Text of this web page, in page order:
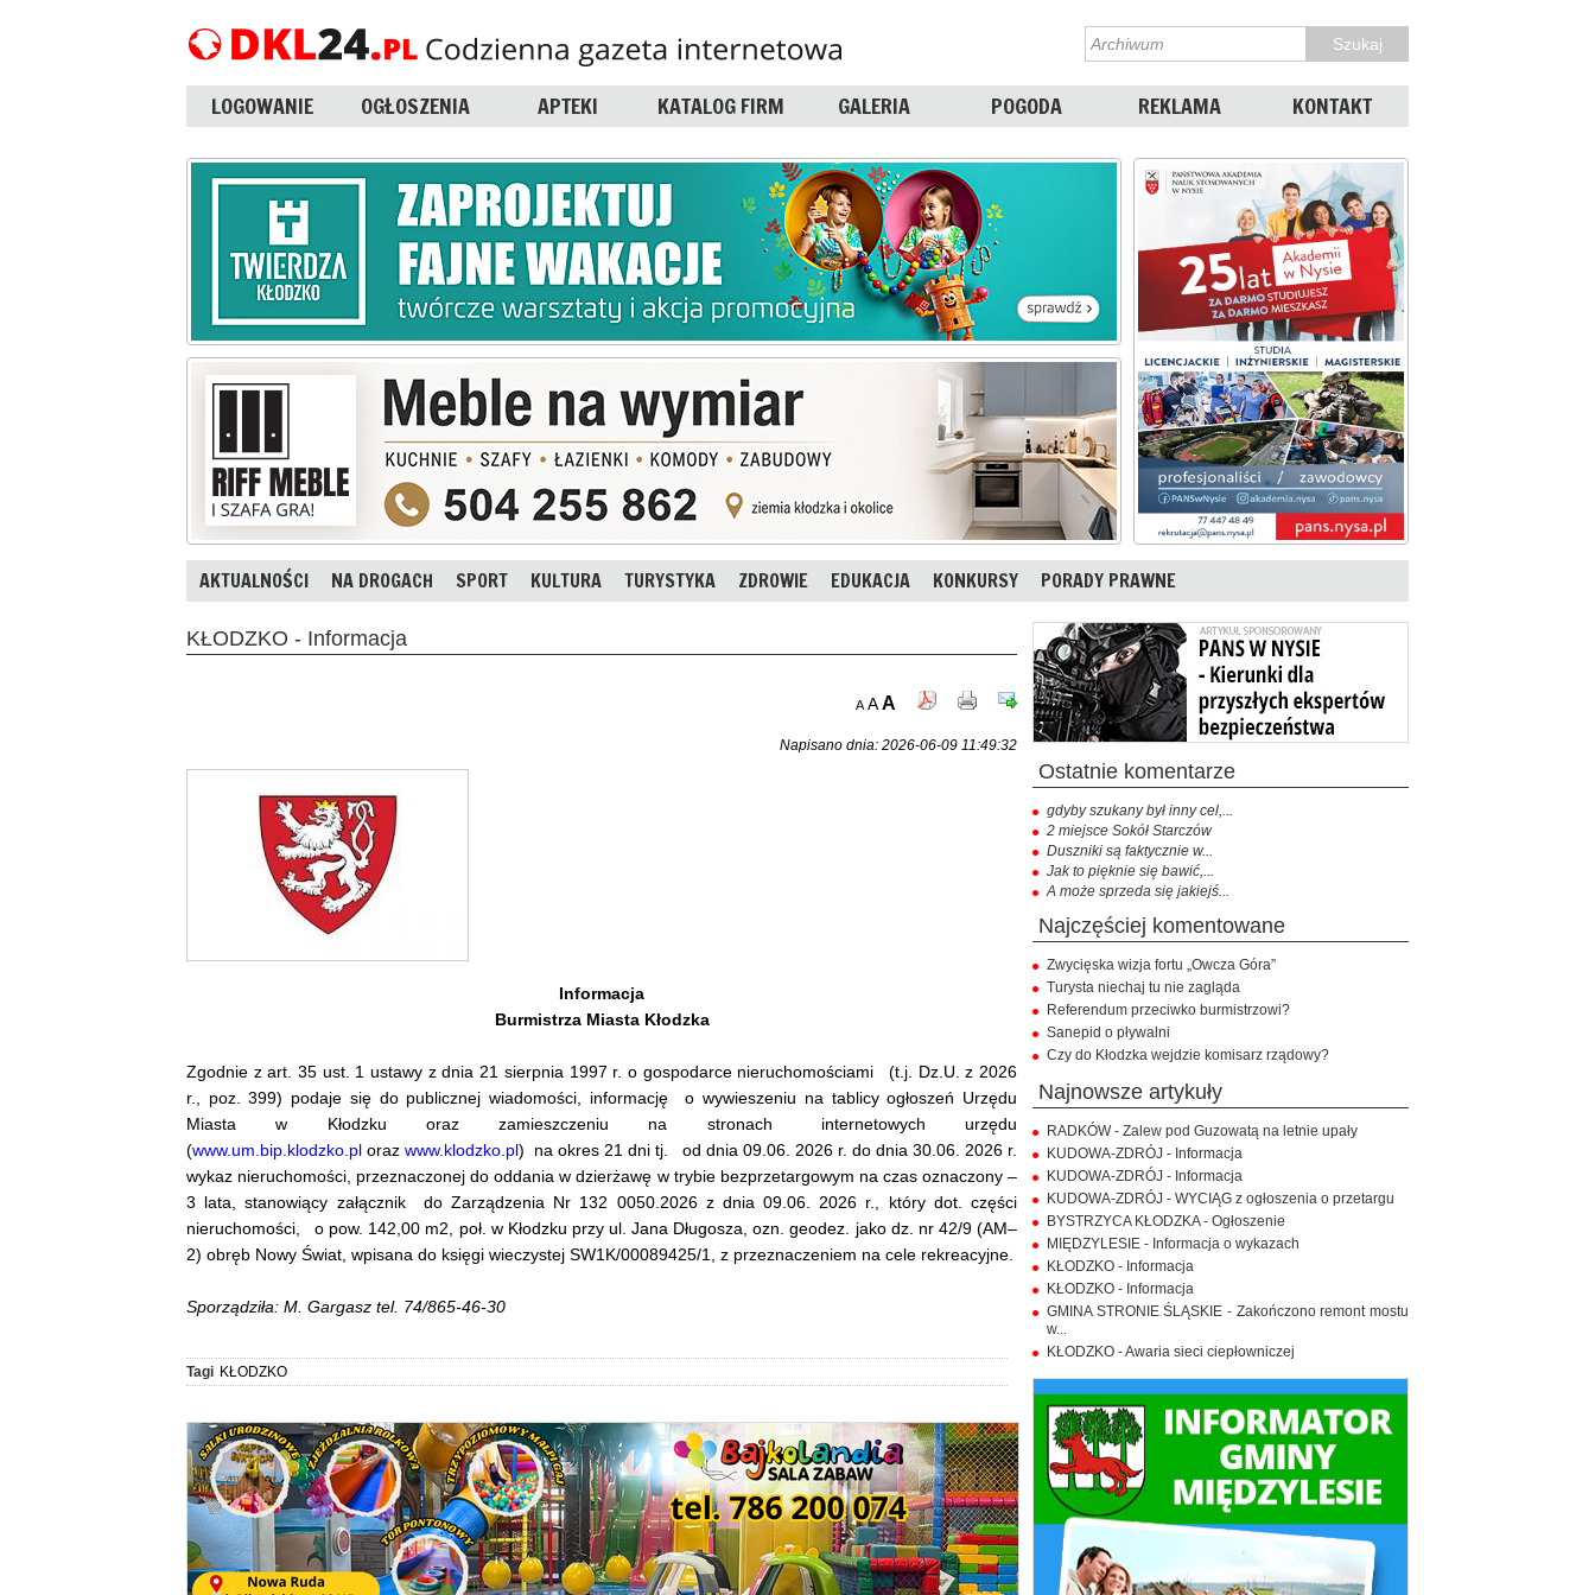
LOGOWANIE OGŁOSZENIA APTEKI KATALOG FIRM GALERIA POGODA REKLAMA KONTAKT
AKTUALNOŚCI NA DROGACH SPORT KULTURA TURYSTYKA ZDROWIE EDUKACJA KONKURSY PORADY PRAWNE
KŁODZKO - Informacja
A AA
Napisano dnia: 2026-06-09 11:49:32
Informacja
Burmistrza Miasta Kłodzka
Zgodnie z art. 35 ust. 1 ustawy z dnia 21 sierpnia 1997 r. o gospodarce nieruchomościami (t.j. Dz.U. z 2026
r., poz. 399) podaje się do publicznej wiadomości, informację o wywieszeniu na tablicy ogłoszeń Urzędu
Miasta w Kłodzku oraz zamieszczeniu na stronach internetowych urzędu
(www.um.bip.klodzko.pl oraz www.klodzko.pl) na okres 21 dni tj. od dnia 09.06. 2026 r. do dnia 30.06. 2026 r.
wykaz nieruchomości, przeznaczonej do oddania w dzierżawę w trybie bezprzetargowym na czas oznaczony –
3 lata, stanowiący załącznik do Zarządzenia Nr 132 0050.2026 z dnia 09.06. 2026 r., który dot. części
nieruchomości, o pow. 142,00 m2, poł. w Kłodzku przy ul. Jana Długosza, ozn. geodez. jako dz. nr 42/9 (AM–
2) obręb Nowy Świat, wpisana do księgi wieczystej SW1K/00089425/1, z przeznaczeniem na cele rekreacyjne.
Sporządziła: M. Gargasz tel. 74/865-46-30
Tagi KŁODZKO
ostatnie komentarze
gdyby szukany był inny cel,...
2 miejsce Sokół Starczów
Duszniki są faktycznie w...
Jak to pięknie się bawić,...
A może sprzeda się jakiejś...
najczęściej komentowane
Zwycięska wizja fortu „Owcza Góra”
Turysta niechaj tu nie zagląda
Referendum przeciwko burmistrzowi?
Sanepid o pływalni
Czy do Kłodzka wejdzie komisarz rządowy?
najnowsze artykuły
RADKÓW - Zalew pod Guzowatą na letnie upały
KUDOWA-ZDRÓJ - Informacja
KUDOWA-ZDRÓJ - Informacja
KUDOWA-ZDRÓJ - WYCIĄG z ogłoszenia o przetargu
BYSTRZYCA KŁODZKA - Ogłoszenie
MIĘDZYLESIE - Informacja o wykazach
KŁODZKO - Informacja
KŁODZKO - Informacja
GMINA STRONIE ŚLĄSKIE - Zakończono remont mostu
w...
KŁODZKO - Awaria sieci ciepłowniczej